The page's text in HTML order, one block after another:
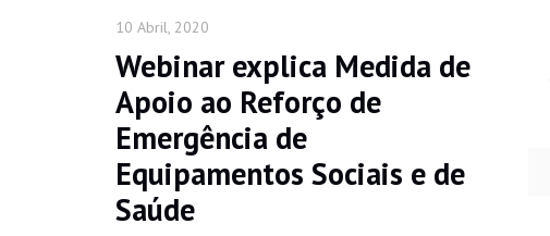
10 Abril, 2020
Webinar explica Medida de
Apoio ao Reforço de
Emergência de
Equipamentos Sociais e de
Saúde